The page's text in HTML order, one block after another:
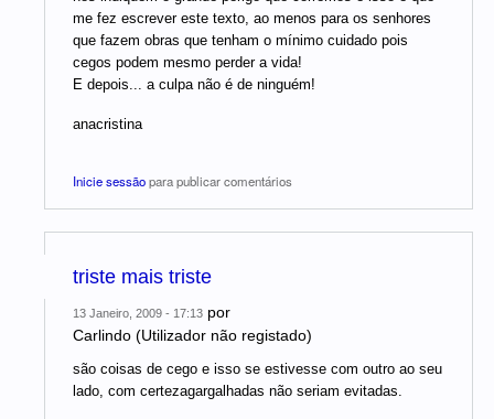
me fez escrever este texto, ao menos para os senhores
que fazem obras que tenham o mínimo cuidado pois
cegos podem mesmo perder a vida!
E depois... a culpa não é de ninguém!
anacristina
Inicie sessãopara publicar comentários
triste mais triste
13 Janeiro, 2009 - 17:13 por
Carlindo (Utilizador não registado)
são coisas de cego e isso se estivesse com outro ao seu
lado, com certezagargalhadas não seriam evitadas.